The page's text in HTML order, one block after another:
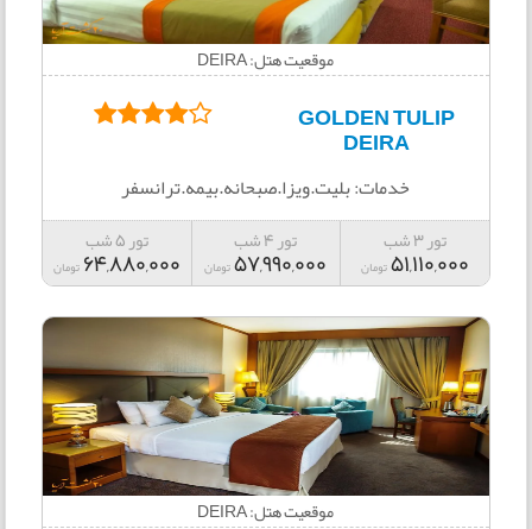
موقعیت هتل: DEIRA
GOLDEN TULIP
DEIRA
خدمات: بلیت.ویزا.صبحانه.بیمه.ترانسفر
تور 3 شب
51,110,000تومان
تور 4 شب
57,990,000تومان
تور 5 شب
64,880,000 تومان
موقعیت هتل: DEIRA